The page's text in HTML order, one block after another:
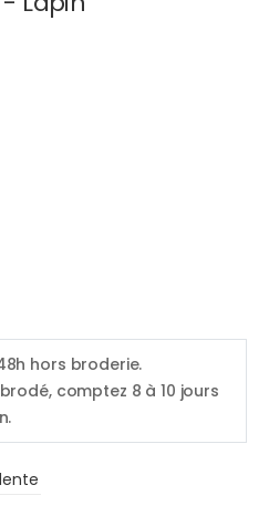
hors broderie.
comptez 8 à 10 jours